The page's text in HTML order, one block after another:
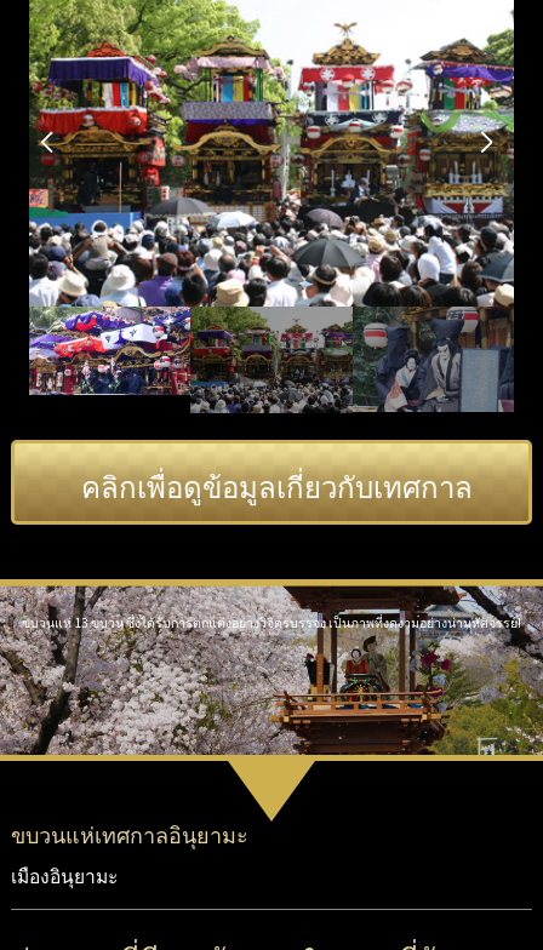
คลิกเพื่อดูข้อมูลเกี่ยวกับเทศกาล
ขบวนแห่ 13 ขบวน ซึ่งได้รับการตกแต่งอย่างวิจิตรบรรจง เป็นภาพที่งดงามอย่างน่ามหัศจรรย์!
ขบวนแห่เทศกาลอินุยามะ
เมืองอินุยามะ